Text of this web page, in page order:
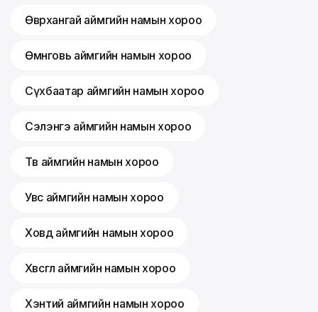
Өвөрхангай аймгийн намын хороо
Өмнөговь аймгийн намын хороо
Сүхбаатар аймгийн намын хороо
Сэлэнгэ аймгийн намын хороо
Төв аймгийн намын хороо
Увс аймгийн намын хороо
Ховд аймгийн намын хороо
Хөвсгөл аймгийн намын хороо
Хэнтий аймгийн намын хороо